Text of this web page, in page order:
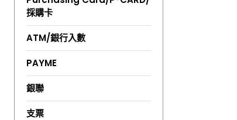
採購卡
ATM/銀行入數
PAYME
銀聯
支票